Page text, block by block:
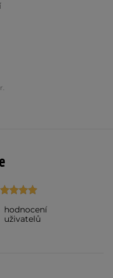
hodnocení
uživatelů